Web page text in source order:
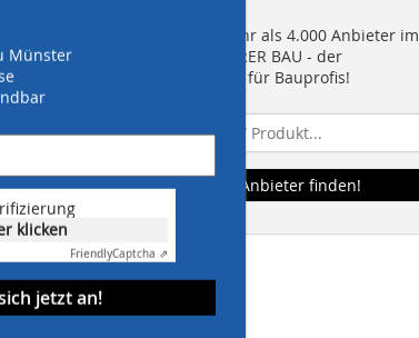
einem
für
Wie
der
Münster
klicken
FriendlyCaptcha ⇗
jetzt an!
Finden Sie mehr als 4.000 Anbieter im
EINKAUFSFÜHRER BAU - der
Suchmaschine für Bauprofis!
Anbieter finden!